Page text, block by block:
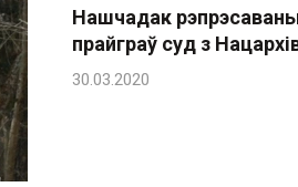
Нашчадак
прайграў суд з